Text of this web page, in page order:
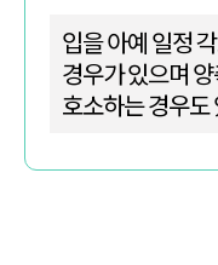
입을 아예 일정
경우가 있으며
호소하는 경우도